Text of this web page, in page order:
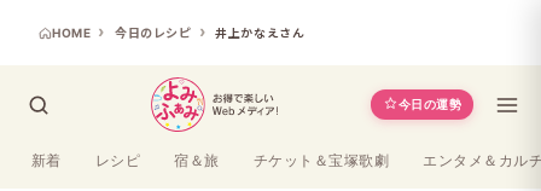
HOME 今日のレシピ 井上かなえさん
今日の運勢
新着 レシピ 宿＆旅 チケット＆宝塚歌劇 エンタメ＆カル